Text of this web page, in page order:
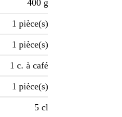
400 g
1 pièce(s)
1 pièce(s)
1 c. à café
1 pièce(s)
5 cl